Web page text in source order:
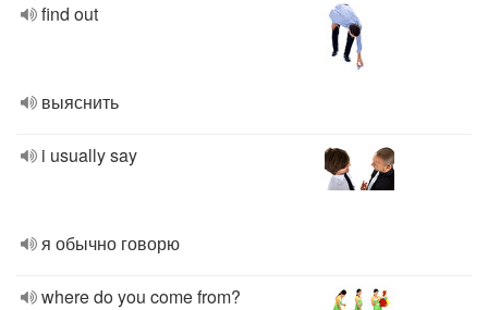
find out
выяснить
i usually say
я обычно говорю
where do you come from?